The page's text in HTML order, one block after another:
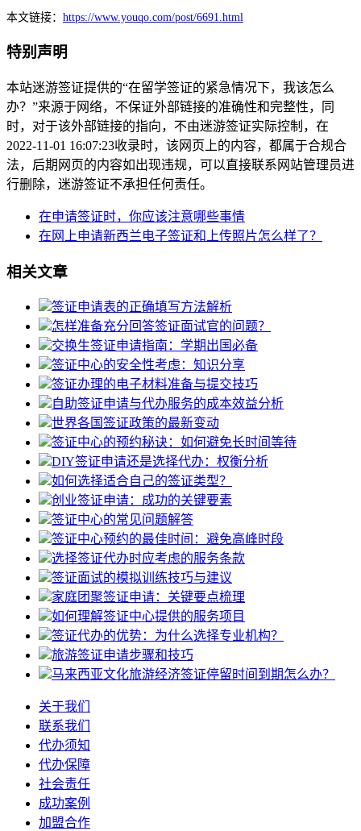
本文链接： https://www.youqo.com/post/6691.html
特别声明
本站迷游签证提供的“在留学签证的紧急情况下，我该怎么
办？”来源于网络，不保证外部链接的准确性和完整性，同
时，对于该外部链接的指向，不由迷游签证实际控制，在
2022-11-01 16:07:23收录时，该网页上的内容，都属于合规合
法，后期网页的内容如出现违规，可以直接联系网站管理员进
行删除，迷游签证不承担任何责任。
在申请签证时，你应该注意哪些事情
在网上申请新西兰电子签证和上传照片怎么样了？
相关文章
签证申请表的正确填写方法解析
怎样准备充分回答签证面试官的问题？
交换生签证申请指南：学期出国必备
签证中心的安全性考虑：知识分享
签证办理的电子材料准备与提交技巧
自助签证申请与代办服务的成本效益分析
世界各国签证政策的最新变动
签证中心的预约秘诀：如何避免长时间等待
DIY签证申请还是选择代办：权衡分析
如何选择适合自己的签证类型？
创业签证申请：成功的关键要素
签证中心的常见问题解答
签证中心预约的最佳时间：避免高峰时段
选择签证代办时应考虑的服务条款
签证面试的模拟训练技巧与建议
家庭团聚签证申请：关键要点梳理
如何理解签证中心提供的服务项目
签证代办的优势：为什么选择专业机构？
旅游签证申请步骤和技巧
马来西亚文化旅游经济签证停留时间到期怎么办？
关于我们
联系我们
代办须知
代办保障
社会责任
成功案例
加盟合作